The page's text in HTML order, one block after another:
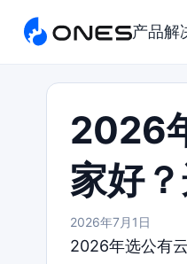
产品解
2026
家好
2026年7月1日
2026年选公有